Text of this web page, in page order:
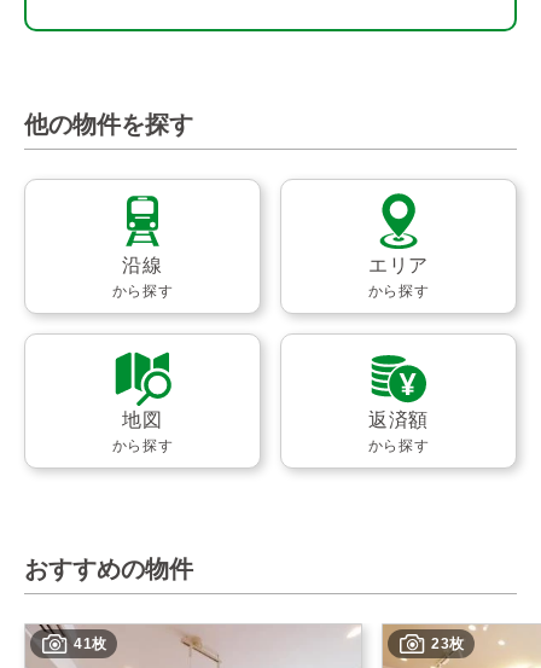
他の物件を探す
沿線
から探す
エリア
から探す
地図
から探す
返済額
から探す
おすすめの物件
41枚 23枚